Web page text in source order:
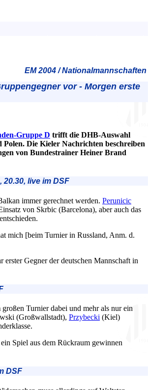
EM 2004 / Nationalmannschaften
vor - Morgen erste
Gruppe D trifft die DHB-Auswahl
Die Kieler Nachrichten beschreiben
von Bundestrainer Heiner Brand
20.30, live im DSF
immer gerechnet werden. Perunicic
von Skrbic (Barcelona), aber auch das
mich [beim Turnier in Russland, Anm. d.
Gegner der deutschen Mannschaft in
Turnier dabei und mehr als nur ein
(Großwallstadt), Przybecki (Kiel)
Spiel aus dem Rückraum gewinnen
DSF